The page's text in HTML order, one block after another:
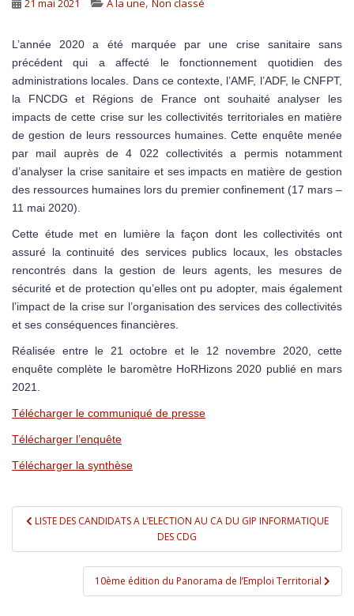
L’année 2020 a été marquée par une crise sanitaire sans
précédent qui a affecté le fonctionnement quotidien des
administrations locales. Dans ce contexte, l’AMF, l’ADF, le CNFPT,
la FNCDG et Régions de France ont souhaité analyser les
impacts de cette crise sur les collectivités territoriales en matière
de gestion de leurs ressources humaines. Cette enquête menée
par mail auprès de 4 022 collectivités a permis notamment
d’analyser la crise sanitaire et ses impacts en matière de gestion
des ressources humaines lors du premier confinement (17 mars –
11 mai 2020).
Cette étude met en lumière la façon dont les collectivités ont
assuré la continuité des services publics locaux, les obstacles
rencontrés dans la gestion de leurs agents, les mesures de
sécurité et de protection qu’elles ont pu adopter, mais également
l’impact de la crise sur l’organisation des services des collectivités
et ses conséquences financières.
Réalisée entre le 21 octobre et le 12 novembre 2020, cette
enquête complète le baromètre HoRHizons 2020 publié en mars
2021.
Télécharger le communiqué de presse
Télécharger l’enquête
Télécharger la synthèse
Navigation de l’article
LISTE DES CANDIDATS A L’ELECTION AU CA DU GIP INFORMATIQUE
DES CDG
10ème édition du Panorama de l’Emploi Territorial